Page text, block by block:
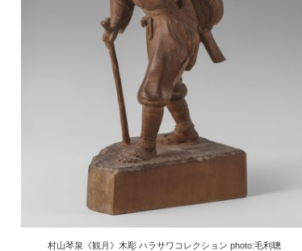
村山琴泉《観月》木彫 ハラサワコレクション photo:毛利聰